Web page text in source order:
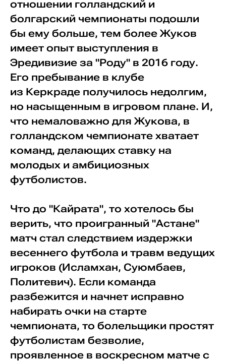
отношении голландский и
болгарский чемпионаты подошли
бы ему больше, тем более Жуков
имеет опыт выступления в
Эредивизие за "Роду" в 2016 году.
Его пребывание в клубе
из Керкраде получилось недолгим,
но насыщенным в игровом плане. И,
что немаловажно для Жукова, в
голландском чемпионате хватает
команд, делающих ставку на
молодых и амбициозных
футболистов.
Что до "Кайрата", то хотелось бы
верить, что проигранный "Астане"
матч стал следствием издержки
весеннего футбола и травм ведущих
игроков (Исламхан, Суюмбаев,
Политевич). Если команда
разбежится и начнет исправно
набирать очки на старте
чемпионата, то болельщики простят
футболистам безволие,
проявленное в воскресном матче с